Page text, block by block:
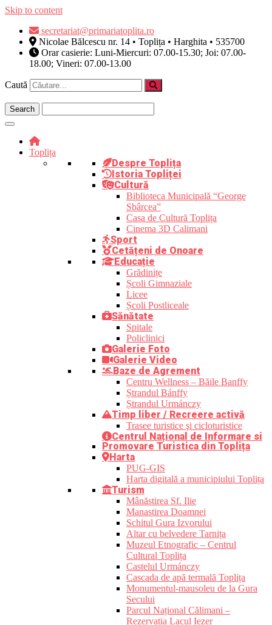
Skip to content
secretariat@primariatoplita.ro
Nicolae Bălcescu nr. 14 • Toplița • Harghita • 535700
Orar casierie: Luni-Miercuri: 07.00-15.30; Joi: 07.00-
18.00; Vineri: 07.00-13.00
Caută
Toplița
Despre Toplița
Istoria Topliței
Cultură
Biblioteca Municipală “George
Sbârcea”
Casa de Cultură Toplița
Cinema 3D Calimani
Sport
Cetățeni de Onoare
Educație
Grădinițe
Școli Gimnaziale
Licee
Școli Postliceale
Sănătate
Spitale
Policlinici
Galerie Foto
Galerie Video
Baze de Agrement
Centru Wellness – Băile Banffy
Ștrandul Bánffy
Ștrandul Urmánczy
Timp liber / Recreere activă
Trasee turistice şi cicloturistice
Centrul Național de Informare si
Promovare Turistica din Toplița
Harta
PUG-GIS
Harta digitală a municipiului Toplița
Turism
Mânăstirea Sf. Ilie
Manastirea Doamnei
Schitul Gura Izvorului
Altar cu belvedere Tarnița
Muzeul Etnografic – Centrul
Cultural Toplița
Castelul Urmánczy
Cascada de apă termală Toplița
Monumentul-mausoleu de la Gura
Secului
Parcul Național Călimani –
Rezervația Lacul Iezer